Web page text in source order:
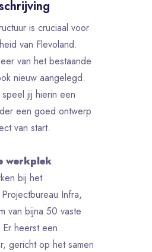
is cruciaal voor
van Flevoland.
van het bestaande
nieuw aangelegd.
jij hierin een
een goed ontwerp
van start.
werkplek
bij het
Infra,
van bijna 50 vaste
heerst een
gericht op het samen